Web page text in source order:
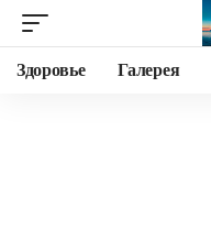
Здоровье Галерея